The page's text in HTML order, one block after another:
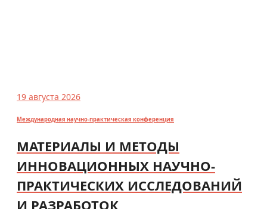
19 августа 2026
Международная научно-практическая конференция
МАТЕРИАЛЫ И МЕТОДЫ
ИННОВАЦИОННЫХ НАУЧНО-
ПРАКТИЧЕСКИХ ИССЛЕДОВАНИЙ
И РАЗРАБОТОК